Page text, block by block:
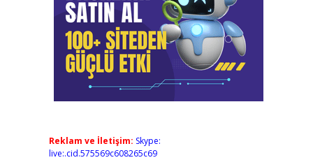
Reklam ve İletişim: Skype:
live:.cid.575569c608265c69